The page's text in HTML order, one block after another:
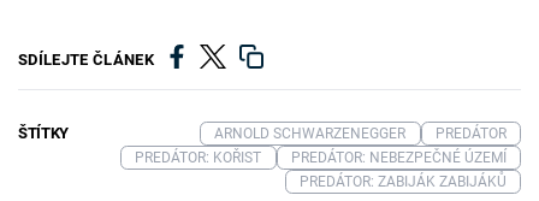
SDÍLEJTE ČLÁNEK
ŠTÍTKY ARNOLD SCHWARZENEGGER
PREDÁTOR
PREDÁTOR: KOŘIST
PREDÁTOR: NEBEZPEČNÉ ÚZEMÍ
PREDÁTOR: ZABIJÁK ZABIJÁKŮ